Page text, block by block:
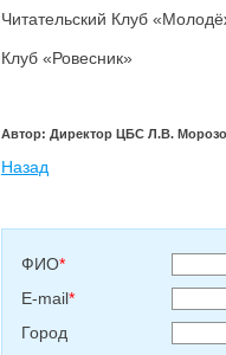
Читательский Клуб
Клуб «Ровесник»
Автор: Директор ЦБС Л.В.
Назад
ФИО*
E-mail*
Город